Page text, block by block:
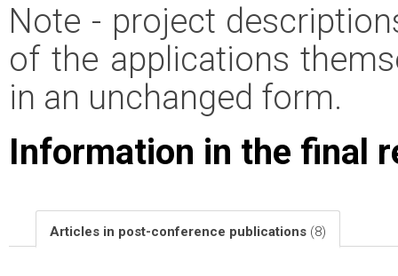
Note - project
of the applications
in an unchanged form.
Information in the final
Articles in post-conference publications (8)